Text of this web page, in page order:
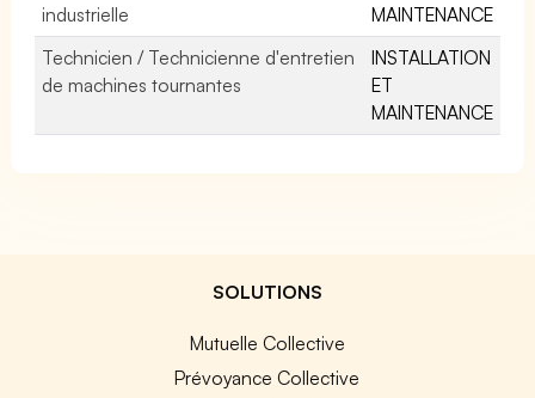
industrielle
MAINTENANCE
Technicien / Technicienne d'entretien
de machines tournantes
INSTALLATION
ET
MAINTENANCE
SOLUTIONS
Mutuelle Collective
Prévoyance Collective